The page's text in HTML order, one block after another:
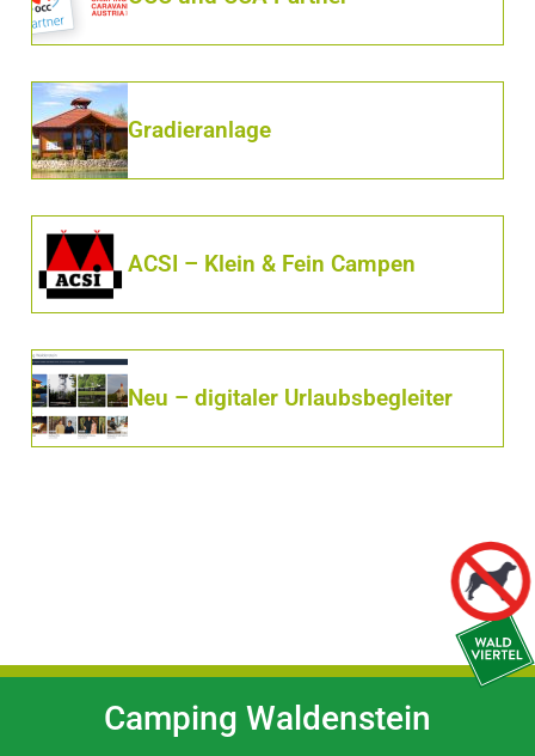
Gradieranlage
ACSI – Klein & Fein Campen
Neu – digitaler Urlaubsbegleiter
Camping Waldenstein